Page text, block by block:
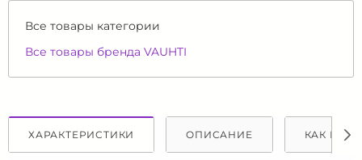
Все товары категории
Все товары бренда VAUHTI
ХАРАКТЕРИСТИКИ ОПИСАНИЕ КАК